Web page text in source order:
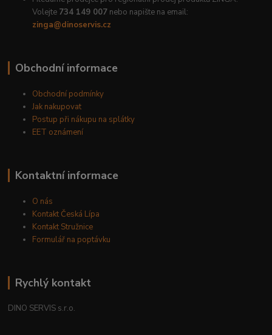
Volejte 734 149 007 nebo napište na email:
zinga@dinoservis.cz
Obchodní informace
Obchodní podmínky
Jak nakupovat
Postup při nákupu na splátky
EET oznámení
Kontaktní informace
O nás
Kontakt Česká Lípa
Kontakt Stružnice
Formulář na poptávku
Rychlý kontakt
DINO SERVIS s.r.o.